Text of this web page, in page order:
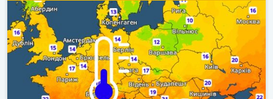
Наближаються прохолодніші ночі. Дихати стане легше. . .